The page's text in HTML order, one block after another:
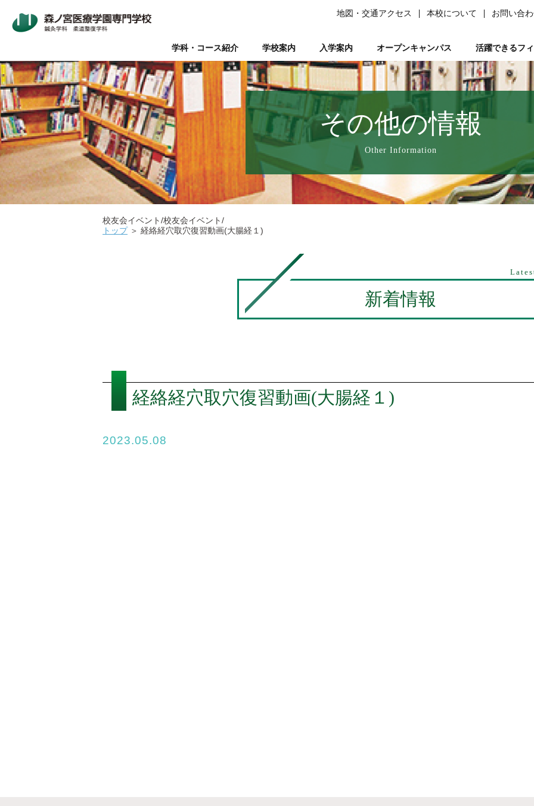
地図・交通アクセス 本校について お問い合
学科・コース紹介
Wライセンス制度（鍼灸師+柔道整復師） 鍼灸学科 柔道整復学科 柔整トレーナ
学校案内
本校について 『臨床の森ノ宮』と呼ばれる理由 校長あいさつ 鍼灸学科 講師紹
データで見る森ノ宮 動画で知る森ノ宮 森ノ宮の医療×スポーツ スポーツ臨床セ
医療の総合学園 【森ノ宮医療学園】のご紹介 はりきゅう
入学案内
入学案内 AO入試 スポーツ特別AO入試 柔道特別AO入試 公募推薦入試
社会人推薦入試 医療人入試 在校生・卒業生入試 学費・奨学金
オープンキャンパス
オープンキャンパス 平日ミニオープンキャンパス AO入試対策講座
活躍できるフ
鍼灸師とは 美容鍼とは 柔道整復師とは スポーツトレーナーとは 柔道
柔道整復師と理学療法士の違い 女性必見！一緒にめざそモリジョ。
在校生・卒業生の声 学生サポート 学習サポート【学びを支える】 国試サポー
キャリアサポート【就職・開業を支える】 卒業後のサポート【卒業後の活躍を支える】
学生のための保育園【みどりの風保育園】
Wライセンス制度 パーソナルトレーナー資格取得講座 アロマコーディネーター資格取
新着情報 Q&A（よくある質問） 研究活動 フリー冊子【ここ＋から(PLUS)】
情報の公表 関係団体ページ お問い合わせ
その他の情報
Other Information
校友会イベント/校友会イベント/
トップ＞ 経絡経穴取穴復習動画(大腸経１)
新着情報
経絡経穴取穴復習動画(大腸経１)
2023.05.08